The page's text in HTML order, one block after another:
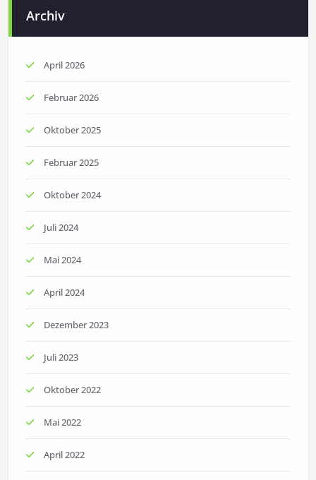
Archiv
April 2026
Februar 2026
Oktober 2025
Februar 2025
Oktober 2024
Juli 2024
Mai 2024
April 2024
Dezember 2023
Juli 2023
Oktober 2022
Mai 2022
April 2022